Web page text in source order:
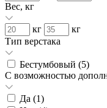
Вес, кг
кг
кг
Тип верстака
Бестумбовый (5)
С возможностью
Да (1)